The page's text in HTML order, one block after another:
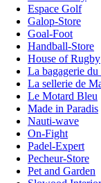
Espace Golf
Galop-Store
Goal-Foot
Handball-Store
House of Rugby
La bagagerie
La sellerie de
Le Motard Bleu
Made in Paradis
Nauti-wave
On-Fight
Padel-Expert
Pecheur-Store
Pet and Garden